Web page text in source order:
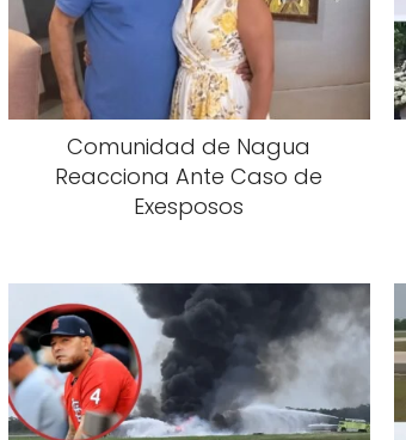
Comunidad de Nagua
Reacciona Ante Caso de
Exesposos